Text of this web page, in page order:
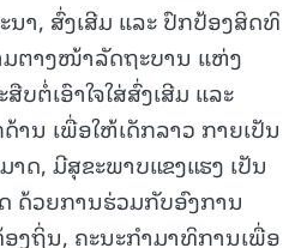
າ, ສົ່ງເສີມ ແລະ ປົກປ້ອງສິດທິ
ມຕາງໜ້າລັດຖະບານ ແຫ່ງ
ບຕໍ່ເອົາໃຈໃສ່ສົ່ງເສີມ ແລະ
ນ ເພື່ອໃຫ້ເດັກລາວ ກາຍເປັນ
ດ, ມີສຸຂະພາບແຂງແຮງ ເປັນ
ດ້ວຍການຮ່ວມກັບອົງການ
ງຖິ່ນ, ຄະນະກໍາມາທິການເພື່ອ